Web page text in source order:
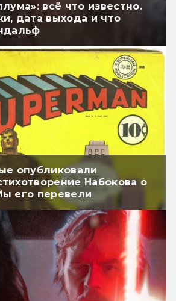
всё что известно.
дата выхода и что
опубликовали
Набокова о
его перевели